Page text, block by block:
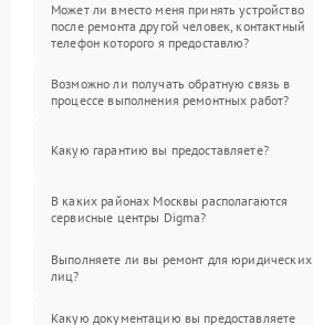
Может ли вместо меня принять устройство
после ремонта другой человек, контактный
телефон которого я предоставлю?
Возможно ли получать обратную связь в
процессе выполнения ремонтных работ?
Какую гарантию вы предоставляете?
В каких районах Москвы располагаются
сервисные центры Digma?
Выполняете ли вы ремонт для юридических
лиц?
Какую документацию вы предоставляете